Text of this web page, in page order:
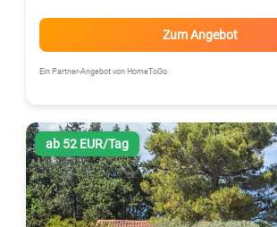
Zum Angebot
Ein Partner-Angebot von HomeToGo
ab 52 EUR/Tag